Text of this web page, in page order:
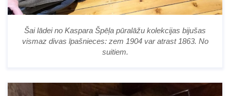
Šai lādei no Kaspara Špēļa pūralāžu kolekcijas bijušas
vismaz divas īpašnieces: zem 1904 var atrast 1863. No
suitiem.